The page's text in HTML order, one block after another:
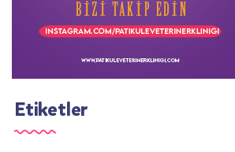
Etiketler